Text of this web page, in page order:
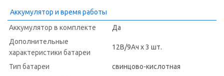
Аккумулятор и время работы
Аккумулятор в комплекте
Да
Дополнительные
характеристики батареи
12В/9Ач х 3 шт.
Тип батареи
свинцово-кислотная